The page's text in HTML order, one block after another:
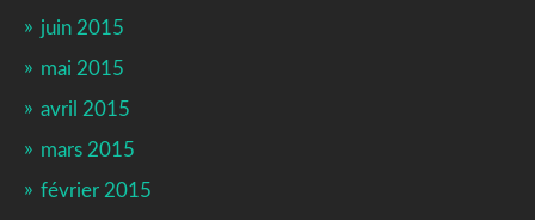
juin 2015
mai 2015
avril 2015
mars 2015
février 2015